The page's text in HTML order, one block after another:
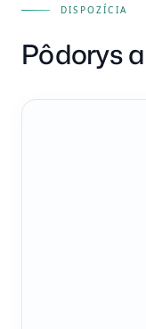
DISPOZÍCIA
Pôdorys